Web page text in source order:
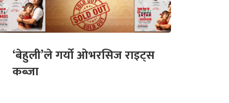
‘बेहुली’ले गर्यो ओभरसिज राइट्स
कब्जा